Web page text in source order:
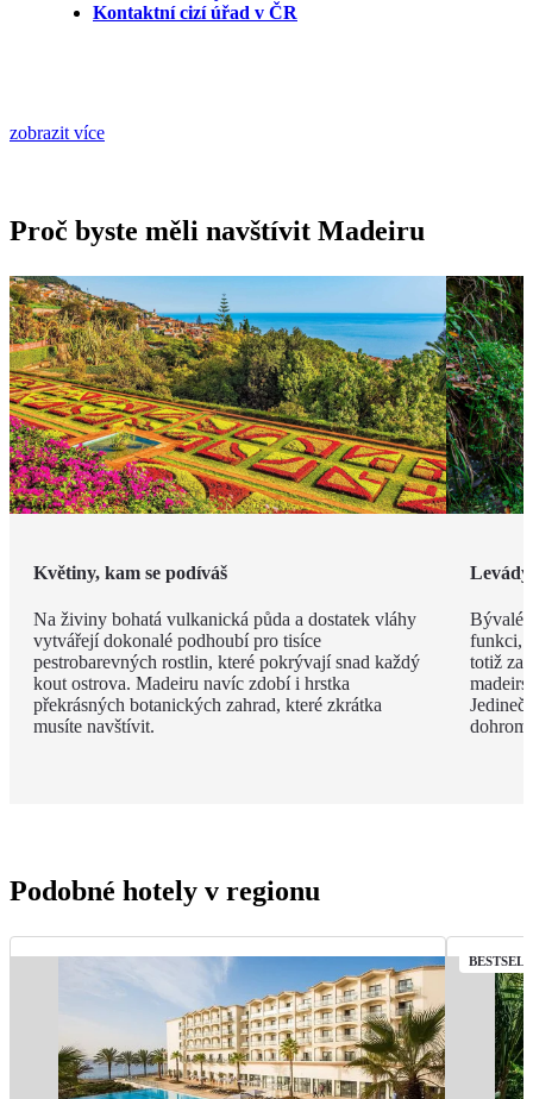
Kontaktní cizí úřad v ČR
zobrazit více
Proč byste měli navštívit Madeiru
Květiny, kam se podíváš
Na živiny bohatá vulkanická půda a dostatek vláhy
vytvářejí dokonalé podhoubí pro tisíce
pestrobarevných rostlin, které pokrývají snad každý
kout ostrova. Madeiru navíc zdobí i hrstka
překrásných botanických zahrad, které zkrátka
musíte navštívit.
Levády
Bývalé
funkci,
totiž
Podobné hotely v regionu